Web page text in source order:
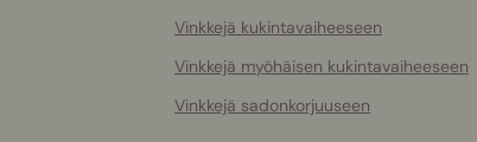
Vinkkejä kukintavaiheeseen
Vinkkejä myöhäisen kukintavaiheeseen
Vinkkejä sadonkorjuuseen